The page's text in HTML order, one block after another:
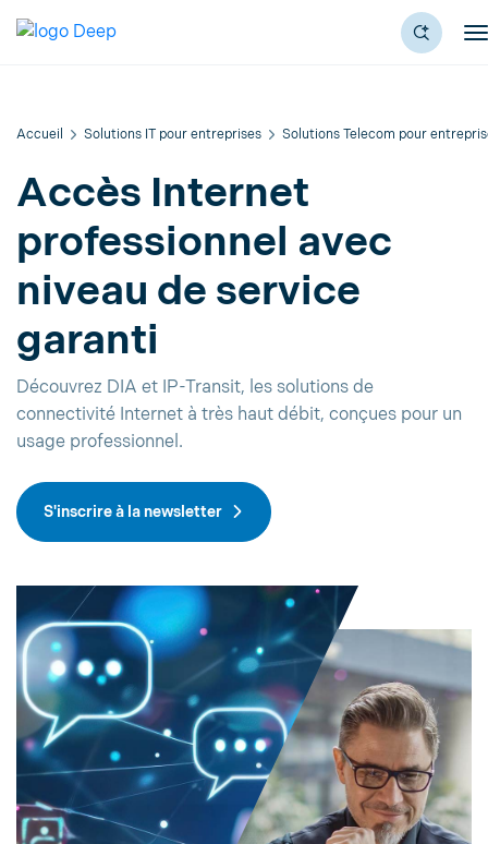
Accueil Solutions IT pour entreprises Solutions Telecom pour
Accès Internet
professionnel avec
niveau de service
garanti
Découvrez DIA et IP-Transit, les solutions de
connectivité Internet à très haut débit, conçues pour un
usage professionnel.
S'inscrire à la newsletter